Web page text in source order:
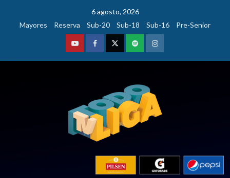
contenido
6 agosto, 2026
Mayores
Reserva Sub-20 Sub-18 Sub-16 Pre-Senior
YoutubeFacebookTwitterPodcastInstagram